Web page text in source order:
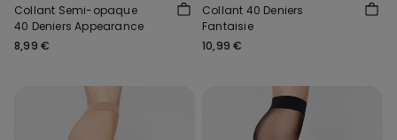
Collant Semi-opaque
40 Deniers Appearance
8,99 €
Collant 40 Deniers
Fantaisie
10,99 €